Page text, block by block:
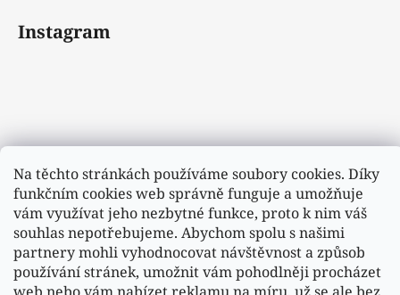
Na těchto stránkách používáme soubory cookies. Díky
funkčním cookies web správně funguje a umožňuje
vám využívat jeho nezbytné funkce, proto k nim váš
souhlas nepotřebujeme. Abychom spolu s našimi
partnery mohli vyhodnocovat návštěvnost a způsob
používání stránek, umožnit vám pohodlněji procházet
Instagram